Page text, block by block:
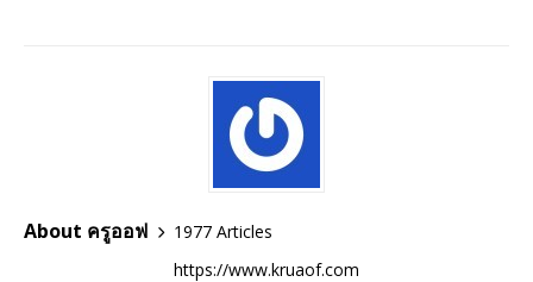
About ครูออฟ
1977 Articles
https://www.kruaof.com